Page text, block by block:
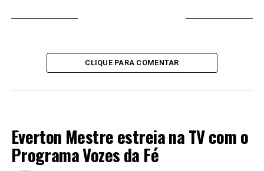
CLIQUE PARA COMENTAR
Everton Mestre estreia na TV com o
Programa Vozes da Fé